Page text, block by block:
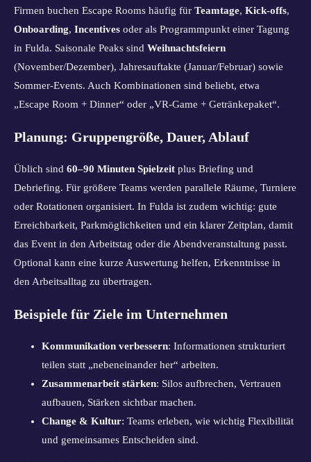
Firmen buchen Escape Rooms häufig für Teamtage, Kick-offs,
Onboarding, Incentives oder als Programmpunkt einer Tagung
in Fulda. Saisonale Peaks sind Weihnachtsfeiern
(November/Dezember), Jahresauftakte (Januar/Februar) sowie
Sommer-Events. Auch Kombinationen sind beliebt, etwa
„Escape Room + Dinner“ oder „VR-Game + Getränkepaket“.
Planung: Gruppengröße, Dauer, Ablauf
Üblich sind 60–90 Minuten Spielzeit plus Briefing und
Debriefing. Für größere Teams werden parallele Räume, Turniere
oder Rotationen organisiert. In Fulda ist zudem wichtig: gute
Erreichbarkeit, Parkmöglichkeiten und ein klarer Zeitplan, damit
das Event in den Arbeitstag oder die Abendveranstaltung passt.
Optional kann eine kurze Auswertung helfen, Erkenntnisse in
den Arbeitsalltag zu übertragen.
Beispiele für Ziele im Unternehmen
Kommunikation verbessern: Informationen strukturiert
teilen statt „nebeneinander her“ arbeiten.
Zusammenarbeit stärken: Silos aufbrechen, Vertrauen
aufbauen, Stärken sichtbar machen.
Change & Kultur: Teams erleben, wie wichtig Flexibilität
und gemeinsames Entscheiden sind.